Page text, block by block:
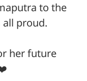
to the
all proud.
her future